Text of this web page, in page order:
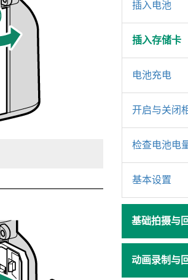
插入电池
插入存储卡
电池充电
开启与关闭
检查电池电
基本设置
基础拍摄与
动画录制与